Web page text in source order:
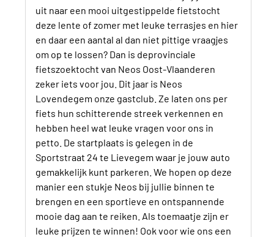
uit naar een mooi uitgestippelde fietstocht
deze lente of zomer met leuke terrasjes en hier
en daar een aantal al dan niet pittige vraagjes
om op te lossen? Dan is deprovinciale
fietszoektocht van Neos Oost-Vlaanderen
zeker iets voor jou. Dit jaar is Neos
Lovendegem onze gastclub. Ze laten ons per
fiets hun schitterende streek verkennen en
hebben heel wat leuke vragen voor ons in
petto. De startplaats is gelegen in de
Sportstraat 24 te Lievegem waar je jouw auto
gemakkelijk kunt parkeren. We hopen op deze
manier een stukje Neos bij jullie binnen te
brengen en een sportieve en ontspannende
mooie dag aan te reiken. Als toemaatje zijn er
leuke prijzen te winnen! Ook voor wie ons een